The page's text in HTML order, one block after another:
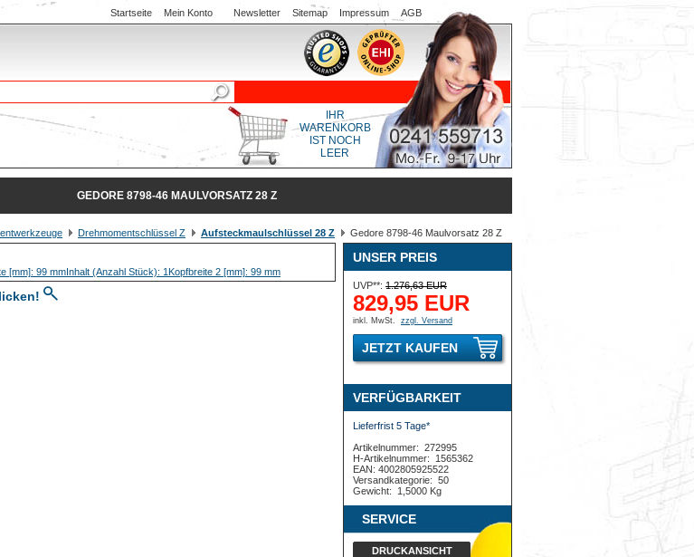
Startseite Mein Konto Newsletter Sitemap Impressum AGB
IHR
WARENKORB
IST NOCH
LEER
GEDORE 8798-46 MAULVORSATZ 28 Z
Drehmomentschlüssel Z Aufsteckmaulschlüssel 28 Z Gedore 8798-46 Maulvorsatz 28 Z
UNSER PREIS
UVP**: 1.276,63 EUR
829,95 EUR
inkl. MwSt. zzgl. Versand
JETZT KAUFEN
VERFÜGBARKEIT
Lieferfrist 5 Tage*
Artikelnummer: 272995
H-Artikelnummer:
1565362
EAN: 4002805925522
Versandkategorie: 50
Gewicht:
1,5000 Kg
SERVICE
DRUCKANSICHT